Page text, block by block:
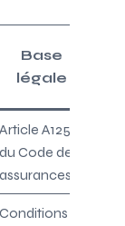
Base
légale
Article A125-1
du Code des
assurances
Conditions